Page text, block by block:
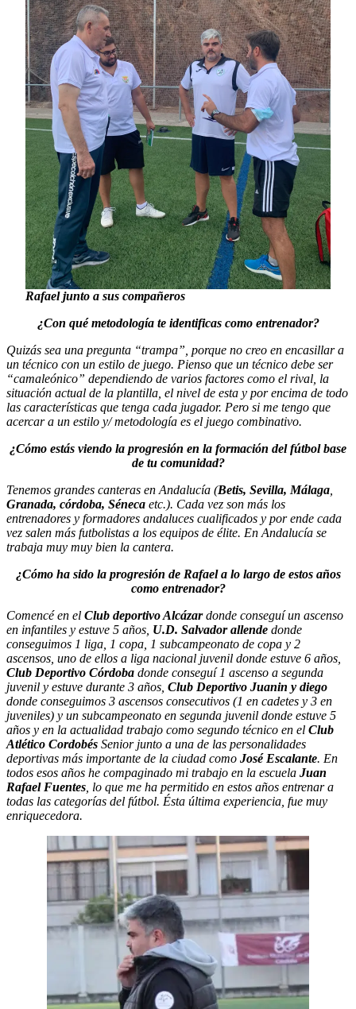
Rafael junto a sus compañeros
¿Con qué metodología te identificas como entrenador?
Quizás sea una pregunta “trampa”, porque no creo en encasillar a
un técnico con un estilo de juego. Pienso que un técnico debe ser
“camaleónico” dependiendo de varios factores como el rival, la
situación actual de la plantilla, el nivel de esta y por encima de todo
las características que tenga cada jugador. Pero si me tengo que
acercar a un estilo y/ metodología es el juego combinativo.
¿Cómo estás viendo la progresión en la formación del fútbol base
de tu comunidad?
Tenemos grandes canteras en Andalucía (Betis, Sevilla, Málaga
Granada, córdoba, Séneca etc.). Cada vez son más los
entrenadores y formadores andaluces cualificados y por ende cada
vez salen más futbolistas a los equipos de élite. En Andalucía se
trabaja muy muy bien la cantera.
¿Cómo ha sido la progresión de Rafael a lo largo de estos años
como entrenador?
Comencé en el Club deportivo Alcázardonde conseguí un ascenso
en infantiles y estuve 5 años, U.D. Salvador allende donde
conseguimos 1 liga, 1 copa, 1 subcampeonato de copa y 2
ascensos, uno de ellos a liga nacional juvenil donde estuve 6 años,
Club Deportivo Córdoba donde conseguí 1 ascenso a segunda
juvenil y estuve durante 3 años, Club Deportivo Juanin y diego
donde conseguimos 3 ascensos consecutivos (1 en cadetes y 3 en
juveniles) y un subcampeonato en segunda juvenil donde estuve 5
años y en la actualidad trabajo como segundo técnico en el Club
Atlético Cordobés Senior junto a una de las personalidades
deportivas más importante de la ciudad como José Escalante. En
todos esos años he compaginado mi trabajo en la escuela Juan
Rafael Fuentes , lo que me ha permitido en estos años entrenar a
todas las categorías del fútbol. Ésta última experiencia, fue muy
enriquecedora.